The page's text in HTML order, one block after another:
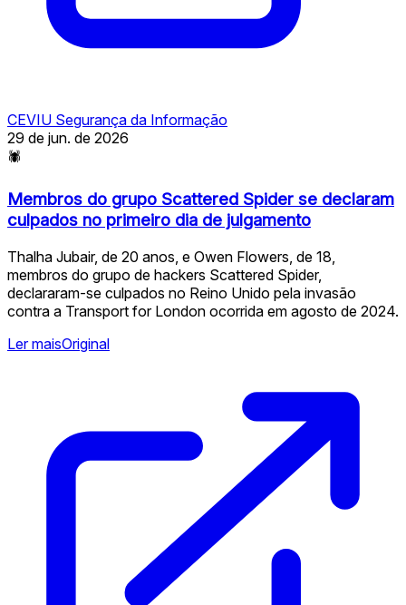
CEVIU Segurança da Informação
29 de jun. de 2026
🕷
Membros do grupo Scattered Spider se declaram
culpados no primeiro dia de julgamento
Thalha Jubair, de 20 anos, e Owen Flowers, de 18,
membros do grupo de hackers Scattered Spider,
declararam-se culpados no Reino Unido pela invasão
contra a Transport for London ocorrida em agosto de 2024.
Ler maisOriginal